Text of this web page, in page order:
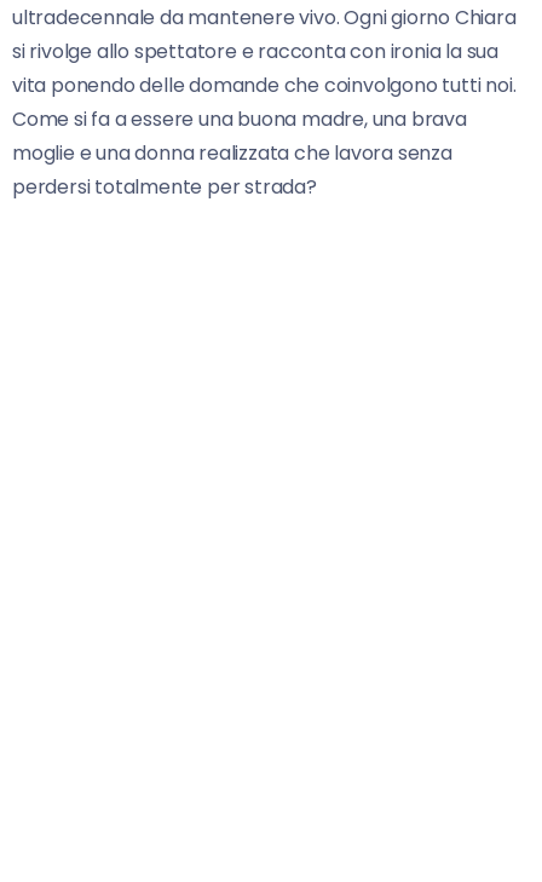
ultradecennale da mantenere vivo. Ogni giorno Chiara
si rivolge allo spettatore e racconta con ironia la sua
vita ponendo delle domande che coinvolgono tutti noi.
Come si fa a essere una buona madre, una brava
moglie e una donna realizzata che lavora senza
perdersi totalmente per strada?